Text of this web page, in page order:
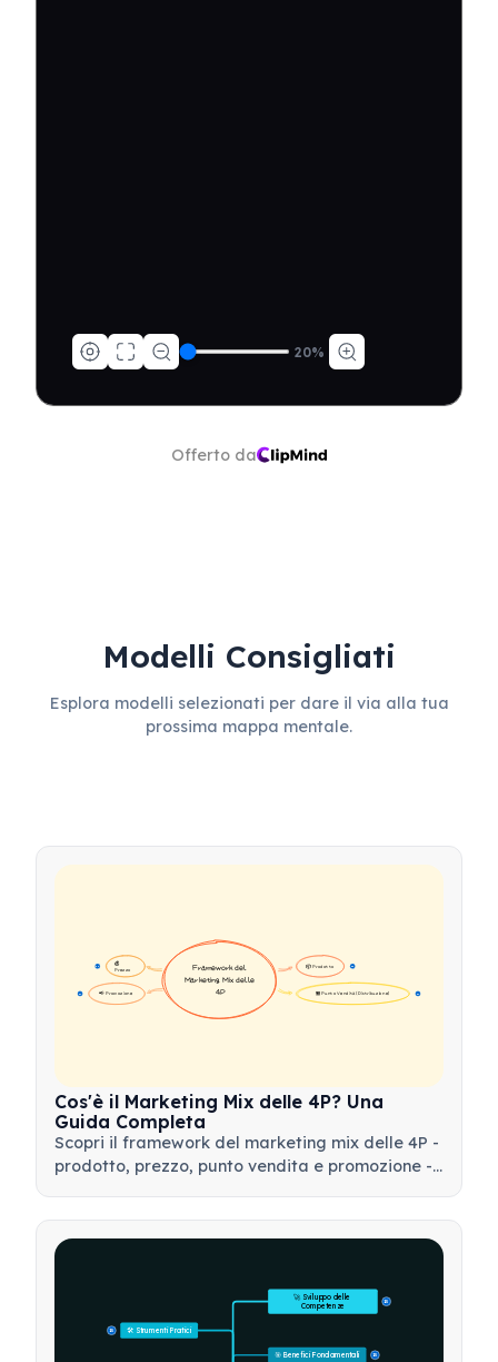
20%
Offerto da
Modelli Consigliati
Esplora modelli selezionati per dare il via alla tua
prossima mappa mentale.
📦 Prodotto 16
💰
Prezzo
16
🏪 Punto Vendita (Distribuzione) 17
📢 Promozione
17
Framework del
Marketing Mix delle
4P
Cos'è il Marketing Mix delle 4P? Una
Guida Completa
Scopri il framework del marketing mix delle 4P -
prodotto, prezzo, punto vendita e promozione -
🎯 Benefici Fondamentali 15
🛠️ Strumenti Pratici
15
🚀 Sviluppo delle
Competenze
15